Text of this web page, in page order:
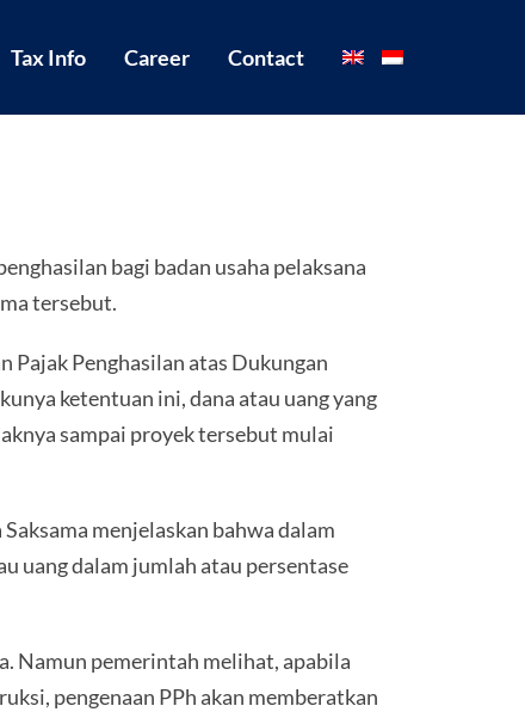
Tax Info Career Contact
bagi badan usaha pelaksana
tersebut.
Penghasilan atas Dukungan
ketentuan ini, dana atau uang yang
sampai proyek tersebut mulai
menjelaskan bahwa dalam
uang dalam jumlah atau persentase
Namun pemerintah melihat, apabila
pengenaan PPh akan memberatkan